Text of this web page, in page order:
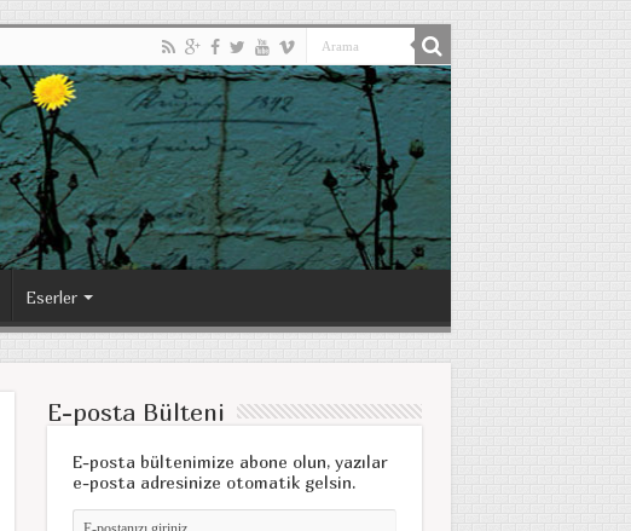
Eserler
E-posta Bülteni
E-posta bültenimize abone olun, yazılar
e-posta adresinize otomatik gelsin.